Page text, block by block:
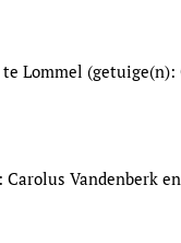
te Lommel
Carolus Vandenberk